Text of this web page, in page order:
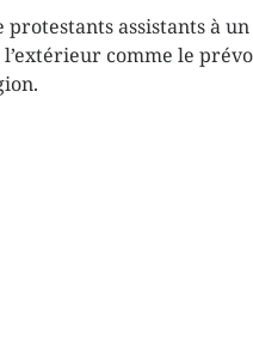
assistants à
comme le